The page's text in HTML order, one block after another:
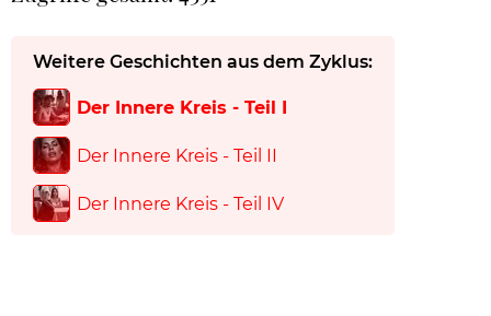
Weitere Geschichten aus dem Zyklus:
Der Innere Kreis - Teil I
Der Innere Kreis - Teil II
Der Innere Kreis - Teil IV